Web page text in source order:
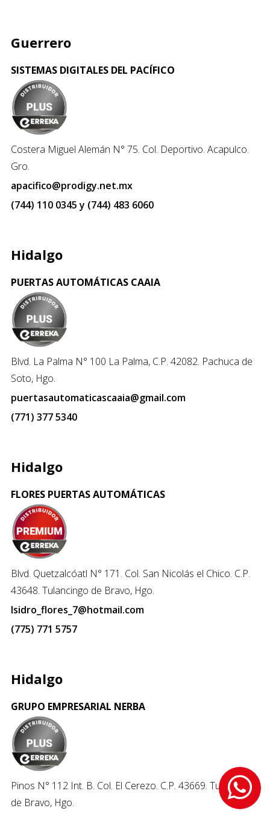
Guerrero
SISTEMAS DIGITALES DEL PACÍFICO
Costera Miguel Alemán N° 75. Col. Deportivo. Acapulco.
Gro.
apacifico@prodigy.net.mx
(744) 110 0345 y (744) 483 6060
Hidalgo
PUERTAS AUTOMÁTICAS CAAIA
Blvd. La Palma N° 100 La Palma, C.P. 42082. Pachuca de
Soto, Hgo.
puertasautomaticascaaia@gmail.com
(771) 377 5340
Hidalgo
FLORES PUERTAS AUTOMÁTICAS
Blvd. Quetzalcóatl N° 171. Col. San Nicolás el Chico. C.P.
43648. Tulancingo de Bravo, Hgo.
Isidro_flores_7@hotmail.com
(775) 771 5757
Hidalgo
GRUPO EMPRESARIAL NERBA
Pinos N° 112 Int. B. Col. El Cerezo. C.P. 43669. Tulancingo
de Bravo, Hgo.